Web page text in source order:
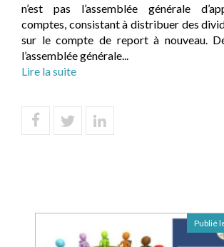
n’est pas l’assemblée générale
comptes, consistant à distribuer des
sur le compte de report à nouveau.
l’assemblée générale...
Lire la suite
Publié